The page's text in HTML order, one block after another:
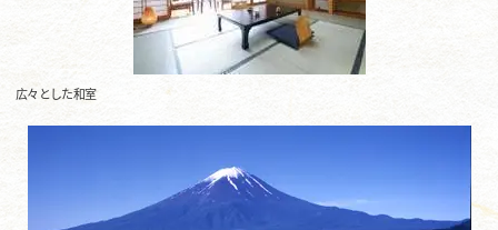
広々とした和室